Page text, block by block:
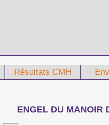
Résultats CMH
ENGEL DU MANOIR